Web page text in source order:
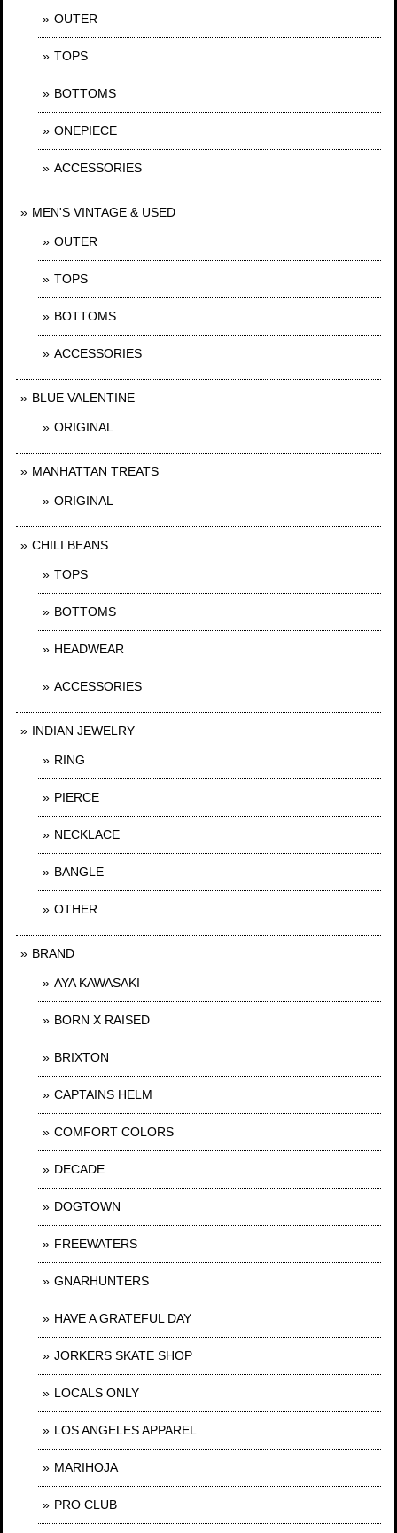
OUTER
TOPS
BOTTOMS
ONEPIECE
ACCESSORIES
MEN'S VINTAGE & USED
OUTER
TOPS
BOTTOMS
ACCESSORIES
BLUE VALENTINE
ORIGINAL
MANHATTAN TREATS
ORIGINAL
CHILI BEANS
TOPS
BOTTOMS
HEADWEAR
ACCESSORIES
INDIAN JEWELRY
RING
PIERCE
NECKLACE
BANGLE
OTHER
BRAND
AYA KAWASAKI
BORN X RAISED
BRIXTON
CAPTAINS HELM
COMFORT COLORS
DECADE
DOGTOWN
FREEWATERS
GNARHUNTERS
HAVE A GRATEFUL DAY
JORKERS SKATE SHOP
LOCALS ONLY
LOS ANGELES APPAREL
MARIHOJA
PRO CLUB